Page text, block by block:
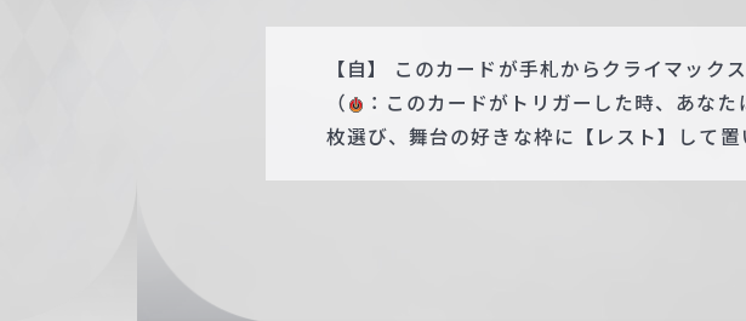
【自】 このカードが手札からクライマック
（
：このカードがトリガーした時、あな
枚選び、舞台の好きな枠に【レスト】して置